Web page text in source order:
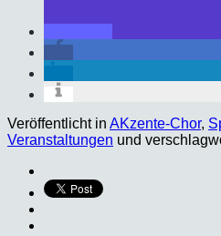
Veröffentlicht in AKzente-Chor,
Veranstaltungen und